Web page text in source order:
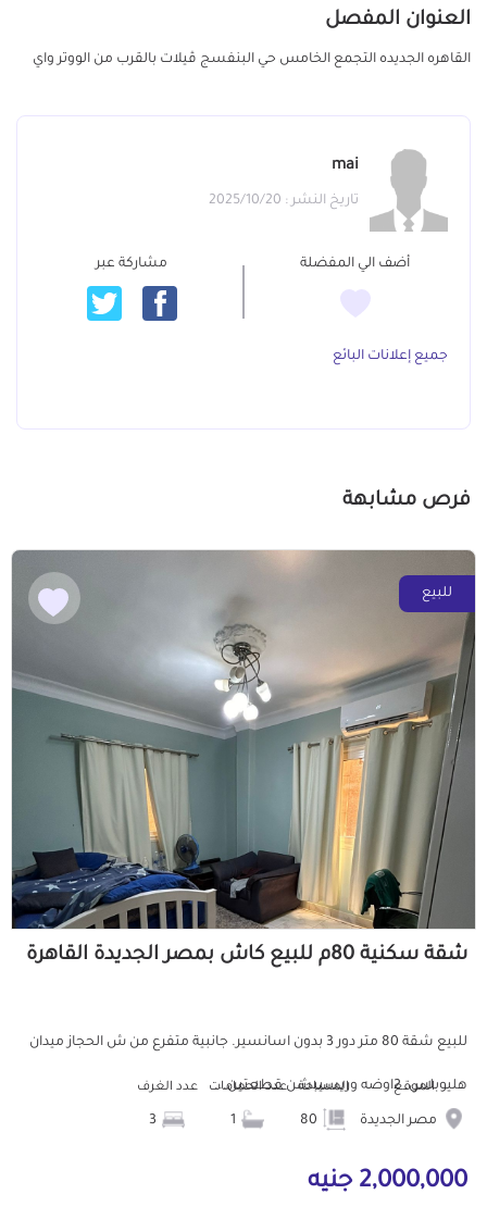
العنوان المفصل
القاهره الجديده التجمع الخامس حي البنفسج ڤيلات بالقرب من الووتر واي
mai
تاريخ النشر : 2025/10/20
أضف الي المفضلة مشاركة عبر
جميع إعلانات البائع
فرص مشابهة
للبيع
شقة سكنية 80م للبيع كاش بمصر الجديدة القاهرة
للبيع شقة 80 متر دور 3 بدون اسانسير. جانبية متفرع من ش الحجاز ميدان
هليوبلس. 2اوضه وريسيبشن قطعتين...
الموقع
مصر الجديدة
المساحة عدد الحمامات عدد الغرف
2,000,000 جنيه